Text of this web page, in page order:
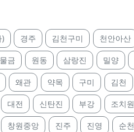
경주 김천구미 천안아산
물금 원동 삼랑진 밀양
왜관 약목 구미 김천
대전 신탄진 부강 조치원
창원중앙 진주 진영 순천